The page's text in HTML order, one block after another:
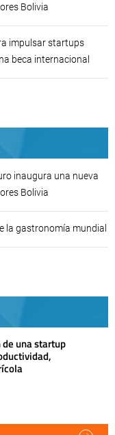
Bolivia
impulsar startups
beca internacional
inaugura una nueva
Bolivia
la gastronomía mundial
una startup